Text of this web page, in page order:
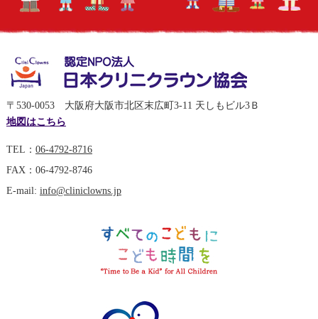
〒530-0053 大阪府大阪市北区末広町3-11 天しもビル3Ｂ
地図はこちら
TEL： 06-4792-8716
FAX：06-4792-8746
E-mail: info@cliniclowns.jp